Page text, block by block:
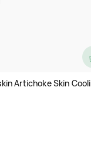
Artichoke Skin